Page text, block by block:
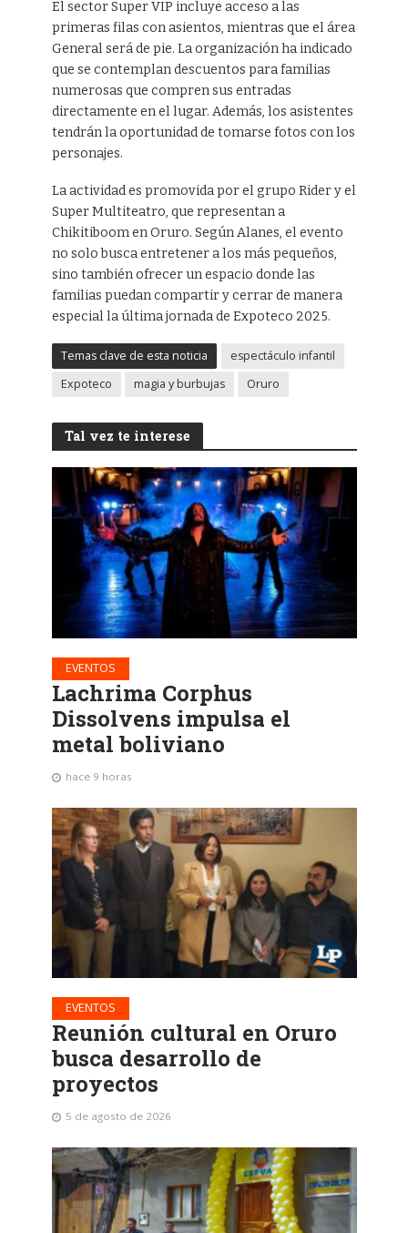
El sector Super VIP incluye acceso a las
primeras filas con asientos, mientras que el área
General será de pie. La organización ha indicado
que se contemplan descuentos para familias
numerosas que compren sus entradas
directamente en el lugar. Además, los asistentes
tendrán la oportunidad de tomarse fotos con los
personajes.
La actividad es promovida por el grupo Rider y el
Super Multiteatro, que representan a
Chikitiboom en Oruro. Según Alanes, el evento
no solo busca entretener a los más pequeños,
sino también ofrecer un espacio donde las
familias puedan compartir y cerrar de manera
especial la última jornada de Expoteco 2025.
Temas clave de esta noticia
espectáculo infantil
Expoteco
magia y burbujas Oruro
Tal vez te interese
EVENTOS
Lachrima Corphus
Dissolvens impulsa el
metal boliviano
hace 9 horas
EVENTOS
Reunión cultural en Oruro
busca desarrollo de
proyectos
5 de agosto de 2026